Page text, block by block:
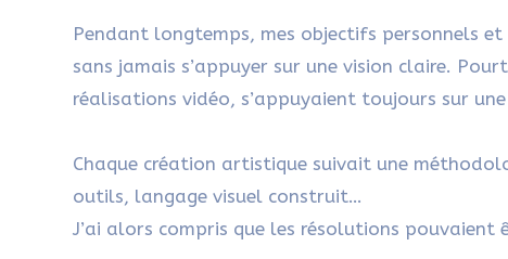
Pendant longtemps, mes objectifs personnels
sans jamais s’appuyer sur une vision claire.
réalisations vidéo, s’appuyaient toujours sur
Chaque création artistique suivait une
outils, langage visuel construit…
J’ai alors compris que les résolutions